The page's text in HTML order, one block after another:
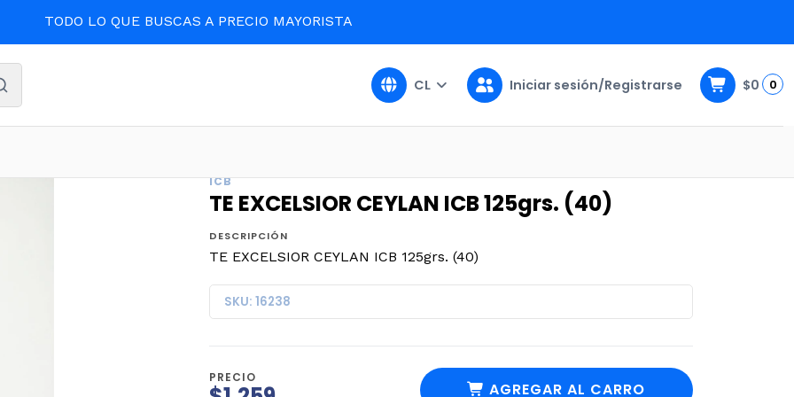
TODO LO QUE BUSCAS A PRECIO MAYORISTA
CL Iniciar sesión/Registrarse $0 0
ICB
TE EXCELSIOR CEYLAN ICB 125grs. (40)
DESCRIPCIÓN
TE EXCELSIOR CEYLAN ICB 125grs. (40)
SKU: 16238
PRECIO
AGREGAR AL CARRO